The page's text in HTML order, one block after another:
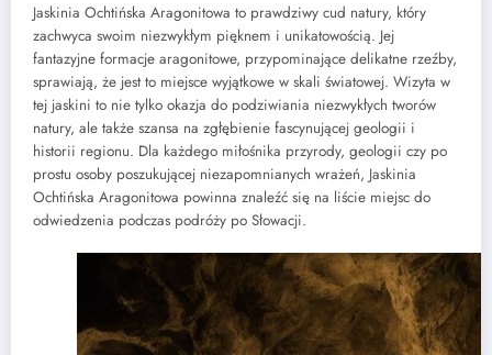
Jaskinia Ochtińska Aragonitowa to prawdziwy cud natury, który
zachwyca swoim niezwykłym pięknem i unikatowością. Jej
fantazyjne formacje aragonitowe, przypominające delikatne rzeźby,
sprawiają, że jest to miejsce wyjątkowe w skali światowej. Wizyta w
tej jaskini to nie tylko okazja do podziwiania niezwykłych tworów
natury, ale także szansa na zgłębienie fascynującej geologii i
historii regionu. Dla każdego miłośnika przyrody, geologii czy po
prostu osoby poszukującej niezapomnianych wrażeń, Jaskinia
Ochtińska Aragonitowa powinna znaleźć się na liście miejsc do
odwiedzenia podczas podróży po Słowacji.